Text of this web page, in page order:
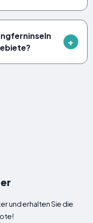
und erhalten Sie die